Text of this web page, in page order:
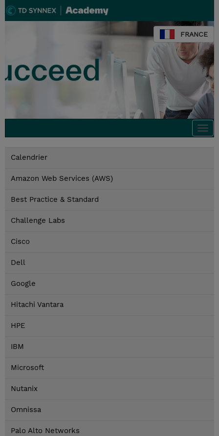
FRANCE
Calendrier
Amazon Web Services (AWS)
Best Practice & Standard
Challenge Labs
Cisco
Dell
Google
Hitachi Vantara
HPE
IBM
Microsoft
Nutanix
Omnissa
Palo Alto Networks